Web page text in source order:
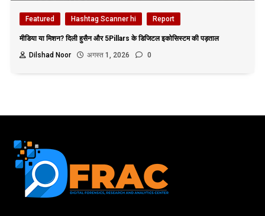
Featured Hashtag Scanner hi Report
मीडिया या मिशन? दिली हुसैन और 5Pillars के डिजिटल इकोसिस्टम की पड़ताल
Dilshad Noor
अगस्त 1, 2026 0